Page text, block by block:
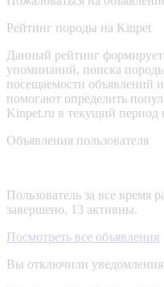
Рейтинг породы на Kinpet
Данный рейтинг
упоминаний, поиска
посещаемости объявлений
помогают определить
Kinpet.ru в текущий период
Объявления пользователя
Пользователь за все время
завершено, 13 активны.
Посмотреть все объявления
Вы отключили уведомления